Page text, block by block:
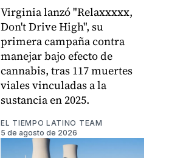
Virginia lanzó "Relaxxxxx,
Don't Drive High", su
primera campaña contra
manejar bajo efecto de
cannabis, tras 117 muertes
viales vinculadas a la
sustancia en 2025.
EL TIEMPO LATINO TEAM
5 de agosto de 2026